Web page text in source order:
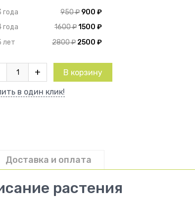
года 950₽ 900 ₽
года
1600₽1500 ₽
лет
2800₽ 2500 ₽
Количество
Плетистая
+ В корзину
в один клик!
Доставка и оплата
растения